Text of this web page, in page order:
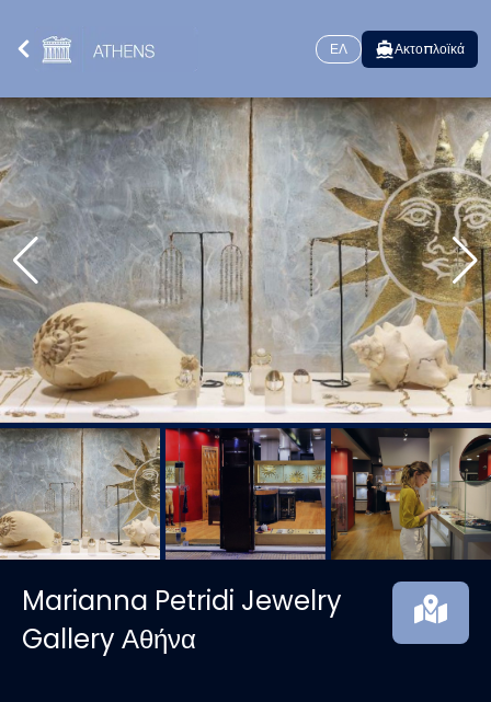
ΕΛ Ακτοπλοϊκά
Marianna Petridi Jewelry
Gallery Αθήνα